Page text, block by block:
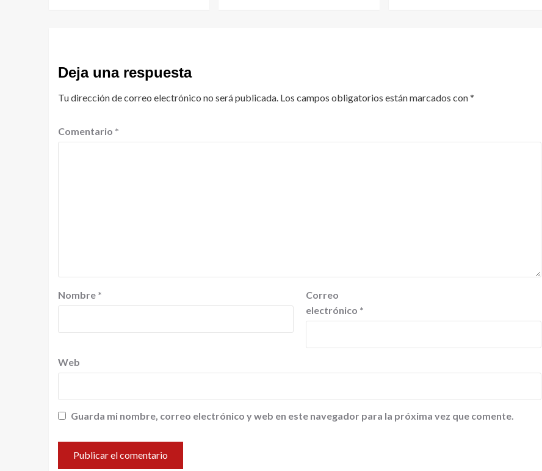
Deja una respuesta
Tu dirección de correo electrónico no será publicada. Los campos obligatorios están marcados con*
Comentario *
Nombre *
Correo
electrónico *
Web
Guarda mi nombre, correo electrónico y web en este navegador para la próxima vez que comente.